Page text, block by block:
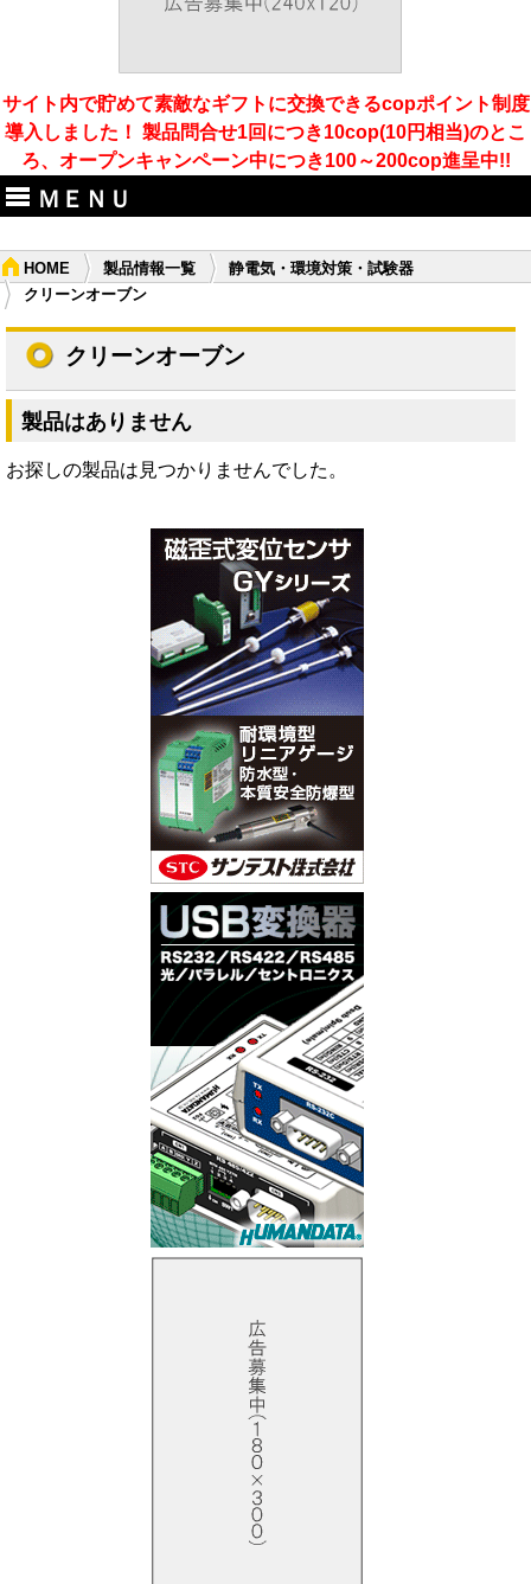
サイト内で貯めて素敵なギフトに交換できるcopポイント制度
導入しました！ 製品問合せ1回につき10cop(10円相当)のとこ
ろ、オープンキャンペーン中につき100～200cop進呈中!!
ＭＥＮＵ
HOME 製品情報一覧
静電気・環境対策・試験器
クリーンオーブン
クリーンオーブン
製品はありません
お探しの製品は見つかりませんでした。